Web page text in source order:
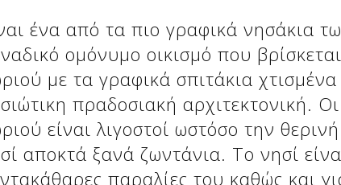
ένα από τα πιο γραφικά νησάκια
ομόνυμο οικισμό που
με τα γραφικά σπιτάκια
πραδοσιακή αρχιτεκτονική.
είναι λιγοστοί ωστόσο την
αποκτά ξανά ζωντάνια. Το νησί
παραλίες του καθώς και